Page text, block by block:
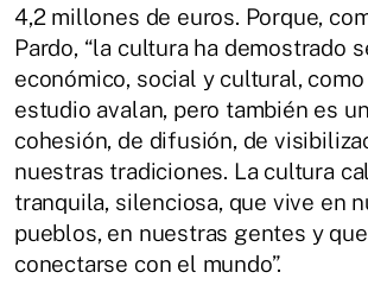
4,2 millones de euros. Porque,
Pardo, “la cultura ha demostrado
económico, social y cultural,
estudio avalan, pero también es
cohesión, de difusión, de
nuestras tradiciones. La cultura
tranquila, silenciosa, que vive en
pueblos, en nuestras gentes y
conectarse con el mundo”.